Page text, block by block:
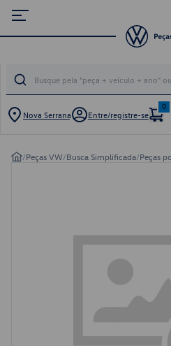
Nova Serrana Entre/registre-se
0
/Peças VW/Busca Simplificada/Peças